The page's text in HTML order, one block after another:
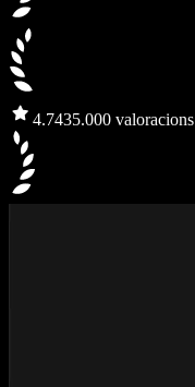
4.7435.000 valoracions